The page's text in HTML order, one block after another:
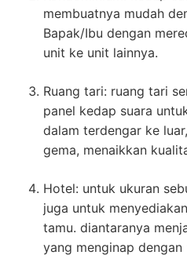
membuatnya mudah
Bapak/Ibu dengan
unit ke unit lainnya.
Ruang tari: ruang tari
panel kedap suara
dalam terdengar ke
gema, menaikkan
Hotel: untuk ukuran
juga untuk
tamu. diantaranya
yang menginap